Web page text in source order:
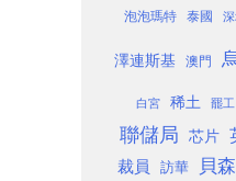
泡泡瑪特 泰國
澤連斯基 澳門
白宮 稀土 罷工
聯儲局 芯片
裁員 訪華 貝